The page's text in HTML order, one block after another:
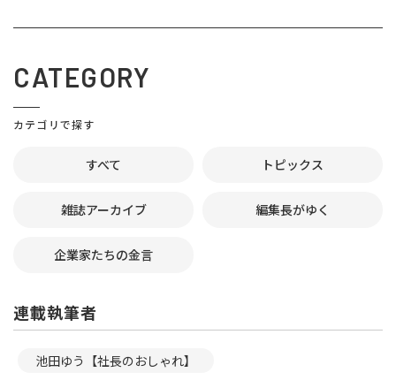
CATEGORY
カテゴリで探す
すべて トピックス
雑誌アーカイブ 編集長がゆく
企業家たちの金言
連載執筆者
池田ゆう【社長のおしゃれ】